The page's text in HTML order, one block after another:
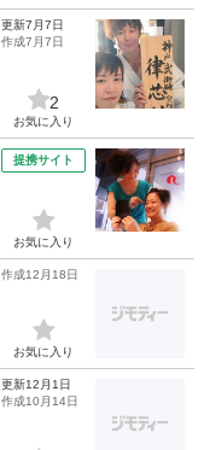
更新7月7日
作成7月7日
2
お気に入り
提携サイト
お気に入り
作成12月18日
お気に入り
更新12月1日
作成10月14日